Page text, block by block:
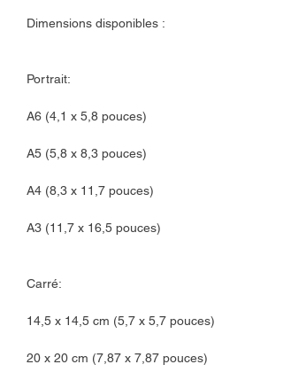
Dimensions disponibles :
Portrait:
A6 (4,1 x 5,8 pouces)
A5 (5,8 x 8,3 pouces)
A4 (8,3 x 11,7 pouces)
A3 (11,7 x 16,5 pouces)
Carré:
14,5 x 14,5 cm (5,7 x 5,7 pouces)
20 x 20 cm (7,87 x 7,87 pouces)